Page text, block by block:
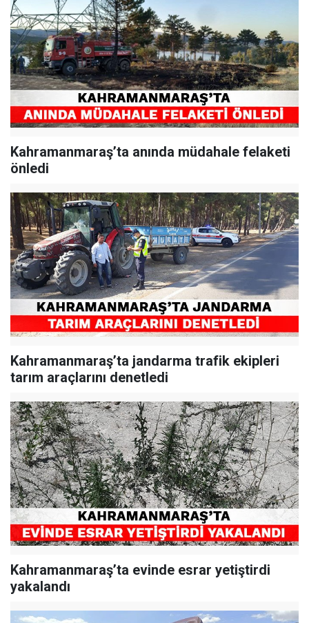
Kahramanmaraş’ta anında müdahale felaketi
önledi
Kahramanmaraş’ta jandarma trafik ekipleri
tarım araçlarını denetledi
Kahramanmaraş’ta evinde esrar yetiştirdi
yakalandı